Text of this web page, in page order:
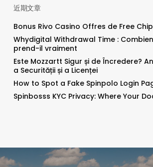
近期文章
Bonus Rivo Casino Offres de Free
Whydigital Withdrawal Time :
prend-il vraiment
Este Mozzartt Sigur și de Încredere?
a Securității și a Licenței
How to Spot a Fake Spinpolo Login
Spinbosss KYC Privacy: Where Your